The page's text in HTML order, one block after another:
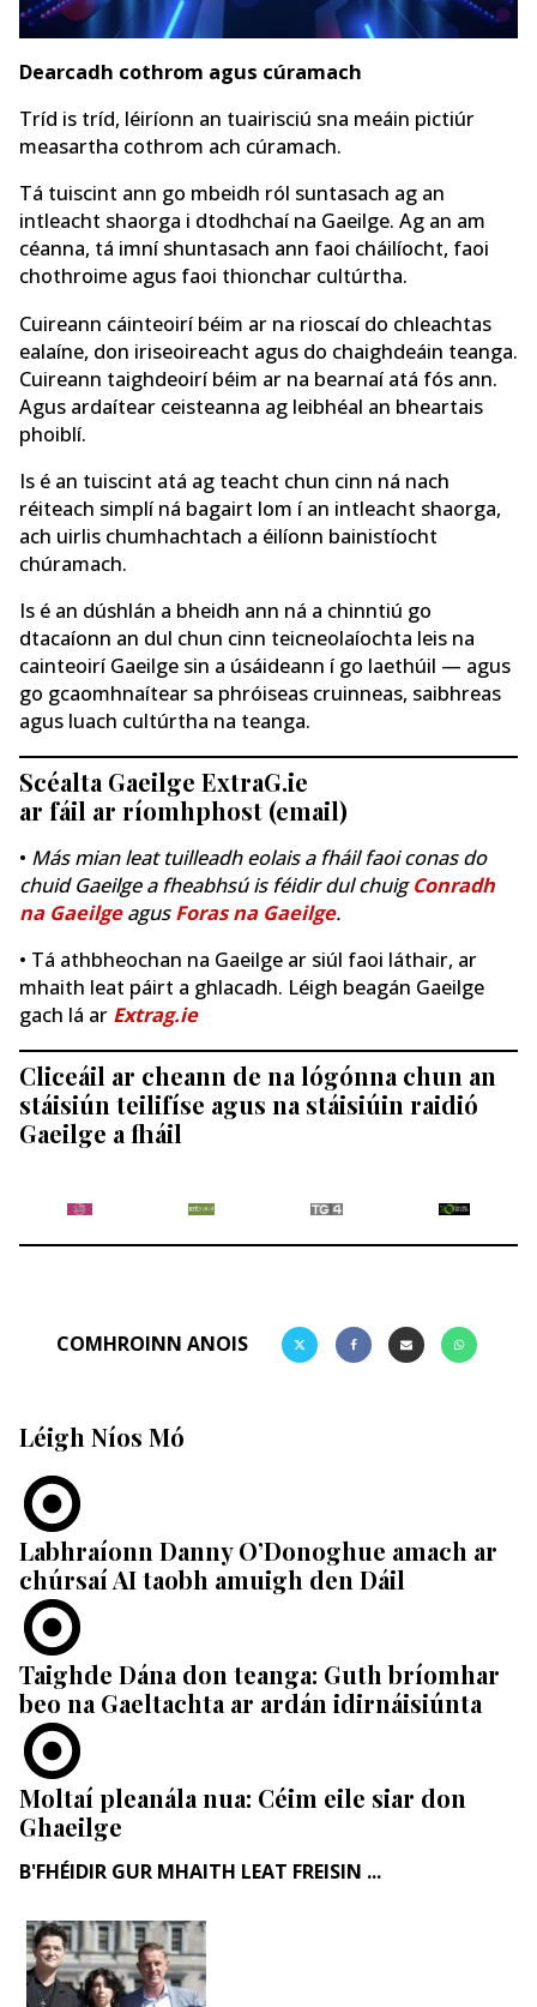
Dearcadh cothrom agus cúramach
Tríd is tríd, léiríonn an tuairisciú sna meáin pictiúr
measartha cothrom ach cúramach.
Tá tuiscint ann go mbeidh ról suntasach ag an
intleacht shaorga i dtodhchaí na Gaeilge. Ag an am
céanna, tá imní shuntasach ann faoi cháilíocht, faoi
chothroime agus faoi thionchar cultúrtha.
Cuireann cáinteoirí béim ar na rioscaí do chleachtas
ealaíne, don iriseoireacht agus do chaighdeáin teanga.
Cuireann taighdeoirí béim ar na bearnaí atá fós ann.
Agus ardaítear ceisteanna ag leibhéal an bheartais
phoiblí.
Is é an tuiscint atá ag teacht chun cinn ná nach
réiteach simplí ná bagairt lom í an intleacht shaorga,
ach uirlis chumhachtach a éilíonn bainistíocht
chúramach.
Is é an dúshlán a bheidh ann ná a chinntiú go
dtacaíonn an dul chun cinn teicneolaíochta leis na
cainteoirí Gaeilge sin a úsáideann í go laethúil — agus
go gcaomhnaítear sa phróiseas cruinneas, saibhreas
agus luach cultúrtha na teanga.
Scéalta Gaeilge ExtraG.ie
ar fáil ar ríomhphost (email)
• Más mian leat tuilleadh eolais a fháil faoi conas do
chuid Gaeilge a fheabhsú is féidir dul chuigConradh
na GaeilgeagusForas na Gaeilge.
• Tá athbheochan na Gaeilge ar siúl faoi láthair, ar
mhaith leat páirt a ghlacadh. Léigh beagán Gaeilge
gach lá ar Extrag.ie
Cliceáil ar cheann de na lógónna chun an
stáisiún teilifíse agus na stáisiúin raidió
Gaeilge a fháil
COMHROINN ANOIS
Léigh Níos Mó
Labhraíonn Danny O’Donoghue amach ar
chúrsaí AI taobh amuigh den Dáil
Taighde Dána don teanga: Guth bríomhar
beo na Gaeltachta ar ardán idirnáisiúnta
Moltaí pleanála nua: Céim eile siar don
Ghaeilge
B'FHÉIDIR GUR MHAITH LEAT FREISIN ...